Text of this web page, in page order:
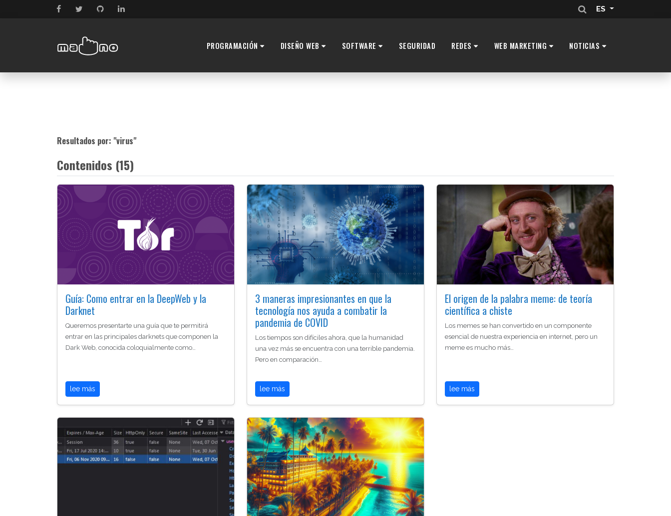
ES
PROGRAMACIÓN DISEÑO WEB SOFTWARE SEGURIDAD REDES WEB MARKETING NOTICIAS
Resultados por: "virus"
Contenidos (15)
Guía: Como entrar en la DeepWeb y la
Darknet
Queremos presentarte una guía que te permitirá
entrar en las principales darknets que componen la
Dark Web, conocida coloquialmente como…
lee más
3 maneras impresionantes en que la
tecnología nos ayuda a combatir la
pandemia de COVID
Los tiempos son difíciles ahora, que la humanidad
una vez más se encuentra con una terrible pandemia.
Pero en comparación…
lee más
El origen de la palabra meme: de teoría
científica a chiste
Los memes se han convertido en un componente
esencial de nuestra experiencia en internet, pero un
meme es mucho más…
lee más